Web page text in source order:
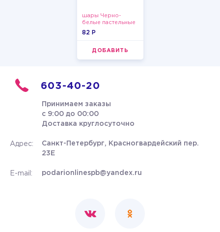
шары Черно-
белые пастельные
82 P
ДОБАВИТЬ
603-40-20
Принимаем заказы
с 9:00 до 00:00
Доставка круглосуточно
Адрес:
Санкт-Петербург, Красногвардейский пер.
23Е
E-mail: podarionlinespb@yandex.ru